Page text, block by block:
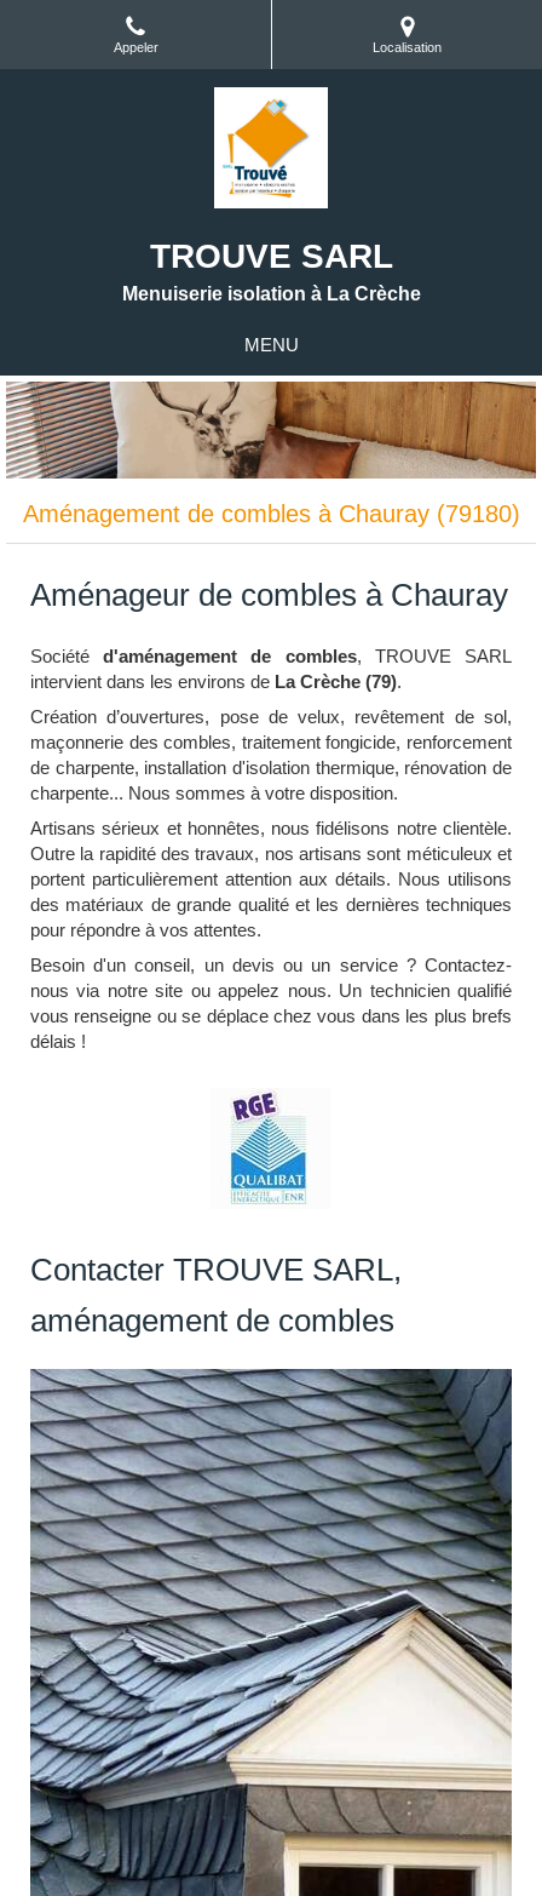
Appeler Localisation
TROUVE SARL
Menuiserie isolation à La Crèche
MENU
Aménagement de combles à Chauray (79180)
Aménageur de combles à Chauray
Société d'aménagement de combles, TROUVE SARL
intervient dans les environs de La Crèche (79).
Création d’ouvertures, pose de velux, revêtement de sol,
maçonnerie des combles, traitement fongicide, renforcement
de charpente, installation d'isolation thermique, rénovation de
charpente... Nous sommes à votre disposition.
Artisans sérieux et honnêtes, nous fidélisons notre clientèle.
Outre la rapidité des travaux, nos artisans sont méticuleux et
portent particulièrement attention aux détails. Nous utilisons
des matériaux de grande qualité et les dernières techniques
pour répondre à vos attentes.
Besoin d'un conseil, un devis ou un service ? Contactez-
nous via notre site ou appelez nous. Un technicien qualifié
vous renseigne ou se déplace chez vous dans les plus brefs
délais !
Contacter TROUVE SARL,
aménagement de combles